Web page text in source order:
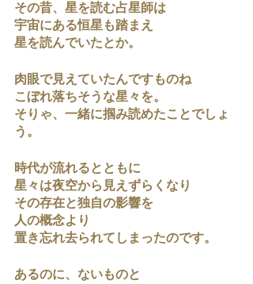
その昔、星を読む占星師は
宇宙にある恒星も踏まえ
星を読んでいたとか。
肉眼で見えていたんですものね
こぼれ落ちそうな星々を。
そりゃ、一緒に掴み読めたことでしょ
う。
時代が流れるとともに
星々は夜空から見えずらくなり
その存在と独自の影響を
人の概念より
置き忘れ去られてしまったのです。
あるのに、ないものと